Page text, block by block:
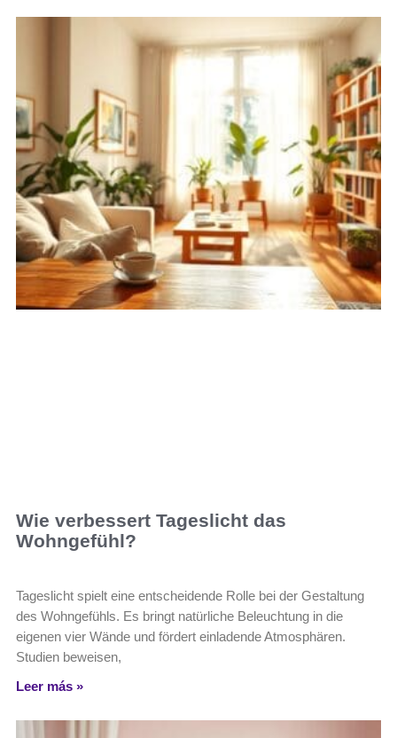
Wie verbessert Tageslicht das
Wohngefühl?
Tageslicht spielt eine entscheidende Rolle bei der Gestaltung
des Wohngefühls. Es bringt natürliche Beleuchtung in die
eigenen vier Wände und fördert einladende Atmosphären.
Studien beweisen,
Leer más »